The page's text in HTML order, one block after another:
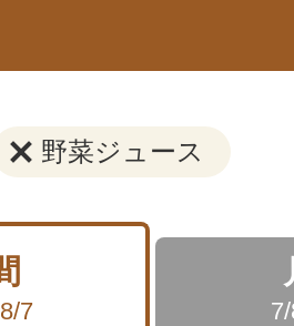
野菜ジュース
7